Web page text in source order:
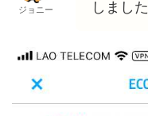
ジョニー
しました